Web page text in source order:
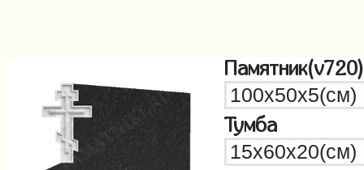
Памятник(v720)
Тумба